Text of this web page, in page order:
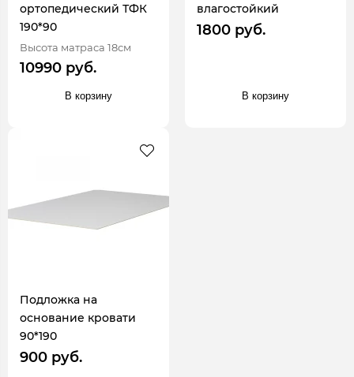
ортопедический ТФК
190*90
Высота матраса 18см
10990 руб.
В корзину
влагостойкий
1800 руб.
В корзину
Подложка на
основание кровати
90*190
900 руб.